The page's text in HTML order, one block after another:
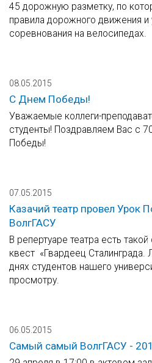
45 дорожную разметку, по
правила дорожного движения и
соревнования на велосипедах.
08.05.2015
С Днем Победы!
Уважаемые коллеги-
студенты! Поздравляем Вас с
Победы!
07.05.2015
Казачий театр провел Урок
ВолгГАСУ
В репертуаре театра есть такой
квест «Гвардеец Сталинграда.
днях студентов нашего
просмотру.
06.05.2015
Самый самый ВолгГАСУ -